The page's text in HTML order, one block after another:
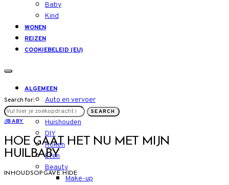
Baby
Kind
WONEN
REIZEN
COOKIEBELEID (EU)
ALGEMEEN
Auto en vervoer
LIFESTYLE
Huishouden
DIY
Koken
Eten
Beauty
Make-up
Search for:
SEARCH
BBABY
HOE GAAT HET NU MET MIJN
HUILBABY
INHOUDSOPGAVE HIDE